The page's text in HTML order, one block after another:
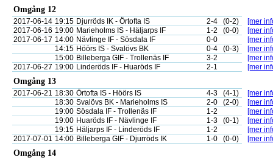
Omgång 12
2017-06-14 19:15 Djurröds IK - Örtofta IS 2-4 (0-2)
[mer
2017-06-16 19:00 Marieholms IS - Häljarps IF 1-2 (0-0)
[mer
2017-06-17 14:00 Nävlinge IF - Sösdala IF 0-0
[mer
14:15 Höörs IS - Svalövs BK 0-4 (0-3)
[mer
15:00 Billeberga GIF - Trollenäs IF 3-2
[mer
2017-06-27 19:00 Linderöds IF - Huaröds IF 2-1 [mer
Omgång 13
2017-06-21 18:30 Örtofta IS - Höörs IS 4-3 (4-1)
[mer
18:30 Svalövs BK - Marieholms IS 2-0 (2-0)
[mer
19:00 Sösdala IF - Trollenäs IF 1-2
[mer
19:00 Huaröds IF - Nävlinge IF 1-3 (0-1)
[mer
19:15 Häljarps IF - Linderöds IF 1-2
[mer
2017-07-01 14:00 Billeberga GIF - Djurröds IK 1-0 (0-0) [mer
Omgång 14